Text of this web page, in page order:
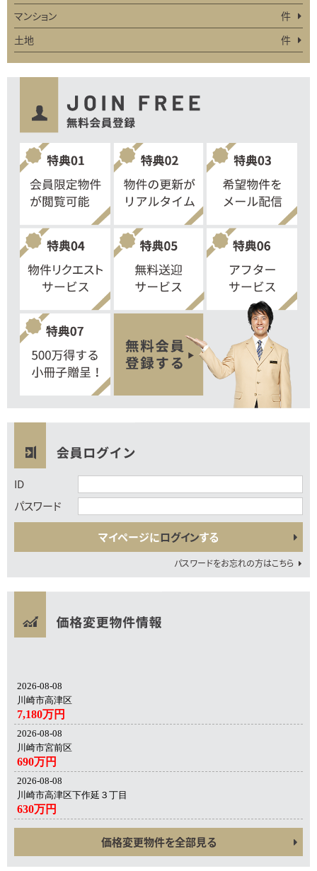
マンション
件
土地
件
ID
パスワード
マイページにログインする
パスワードをお忘れの方はこちら
2026-08-08
川崎市高津区
7,180万円
2026-08-08
川崎市宮前区
690万円
2026-08-08
川崎市高津区下作延３丁目
630万円
価格変更物件を全部見る